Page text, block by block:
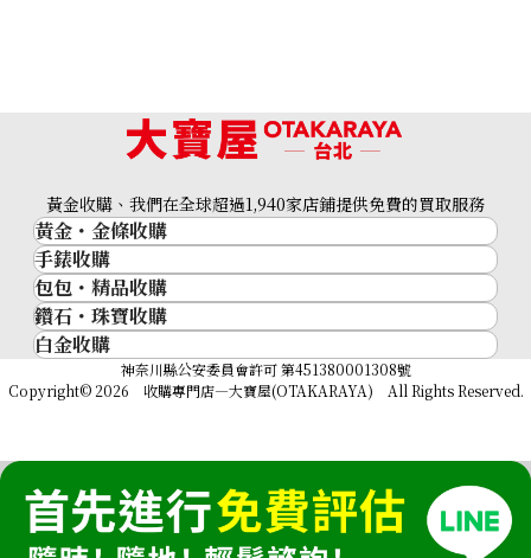
Pt･Pm900 Star Sapphire Diamond Ring 12.05ct
收購參考價格
NTD 79,772
黃金收購、我們在全球超過1,940家店鋪提供免費的買取服務
黃金・金條收購
黃金與貴金屬
金的錠
金幣
黃金過去10年
黃金飾品
手錶收購
名牌手錶
Rolex
Patek Philippe
Audemars Piguet
包包・精品收購
品牌精品
Cartier
LOUIS VUITTON
Hermès
CHANEL
Fendi
Dior
鑽石・珠寶收購
鑽石･珠寶
祖母綠（翠玉）
藍寶石（蒼玉）
白金收購
神奈川縣公安委員會許可 第451380001308號
Copyright© 2026 收購專門店—大寶屋(OTAKARAYA) All Rights Reserved.